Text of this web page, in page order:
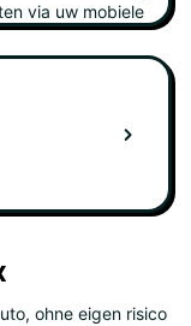
via uw mobiele
ohne eigen risico